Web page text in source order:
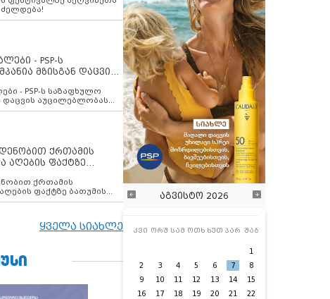
- PSP-ს
მზისგან დაცვის
- PSP-ს საზაფხულო
დაცვის აუცილებლობას
ქრთამის
აღების ფაქტზე
ფაქტზე ბათუმის
დააკავა
ყველა სიახლე
აგვისტო 2026
კვი ორშ სამ ოთხ ხუთ პარ შაბ
1
2
3 4 5 6 7
8
9
10 11 12 13 14
15
16
17 18 19 20 21
22